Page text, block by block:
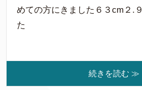
めての方にきました６３cm２.
た
続きを読む ≫